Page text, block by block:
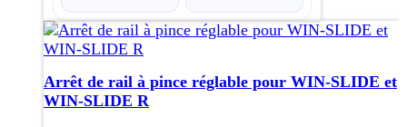
Arrêt de rail à pince réglable pour WIN-SLIDE et
WIN-SLIDE R